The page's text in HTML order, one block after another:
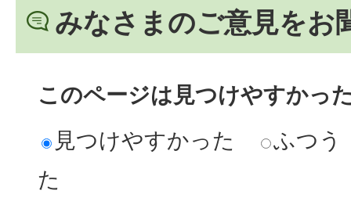
みなさまのご意見をお
このページは見つけやすかっ
見つけやすかった
ふつう
た